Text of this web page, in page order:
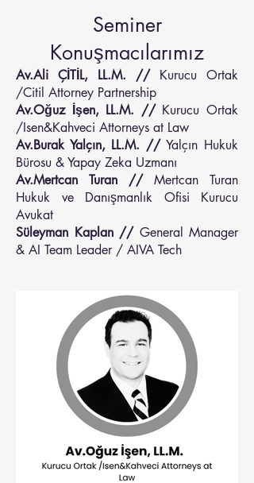
Seminer
Konuşmacılarımız
Av.Ali ÇİTİL, LL.M. // Kurucu Ortak
/Citil Attorney Partnership
Av.Oğuz İşen, LL.M. // Kurucu Ortak
/Isen&Kahveci Attorneys at Law
Av.Burak Yalçın, LL.M. //Yalçın Hukuk
Bürosu & Yapay Zeka Uzmanı
Av.Mertcan Turan // Mertcan Turan
Hukuk ve Danışmanlık Ofisi Kurucu
Avukat
Süleyman Kaplan // General Manager
& AI Team Leader / AIVA Tech